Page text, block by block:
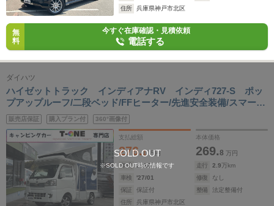
住所
兵庫県神戸市北区
無
料
今すぐ在庫確認・見積依頼
電話する
SOLD OUT
※SOLD OUT時の情報です
ダイハツ
ハイゼットトラック インディアナRV インディ727-S ポッ
プアップルーフ/二段ベッド/FFヒーター/先進安全装備/スマート
アシスト/1オーナー/外部充電/アウターシャワー/リアTV/ナビサ
ブ切替スイッチ/カロッツェリア製メモリーナビ/ETC/
販売店保証 購入プラン付 360°画像付
支払総額
276.1 万円
本体価格
269.8 万円
年式
2019年 走行 2.9万km
車検
'27/01 修復
なし
保証
保証付 整備
法定整備付
住所
兵庫県神戸市北区